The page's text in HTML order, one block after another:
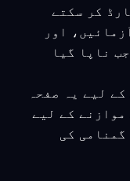
کر سکتے
اور
ناپا گیا
لیے یہ صفحہ
موازنے کے لیے
کی